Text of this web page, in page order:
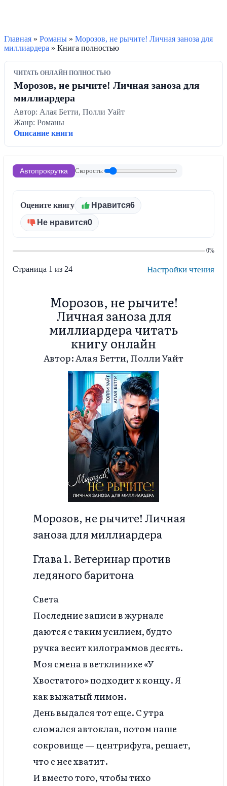
Главная » Романы » Морозов, не рычите! Личная заноза для
миллиардера » Книга полностью
ЧИТАТЬ ОНЛАЙН ПОЛНОСТЬЮ
Морозов, не рычите! Личная заноза для
миллиардера
Автор: Алая Бетти, Полли Уайт
Жанр: Романы
Описание книги
Автопрокрутка Скорость:
Оцените книгу Нравится6
Не нравится0
0%
Страница 1 из 24 Настройки чтения
Морозов, не рычите!
Личная заноза для
миллиардера читать
книгу онлайн
Автор: Алая Бетти, Полли Уайт
Морозов, не рычите! Личная
заноза для миллиардера
Глава 1. Ветеринар против
ледяного баритона
Света
Последние записи в журнале
даются с таким усилием, будто
ручка весит килограммов десять.
Моя смена в ветклинике «У
Хвостатого» подходит к концу. Я
как выжатый лимон.
День выдался тот еще. С утра
сломался автоклав, потом наше
сокровище — центрифуга, решает,
что с нее хватит.
И вместо того, чтобы тихо